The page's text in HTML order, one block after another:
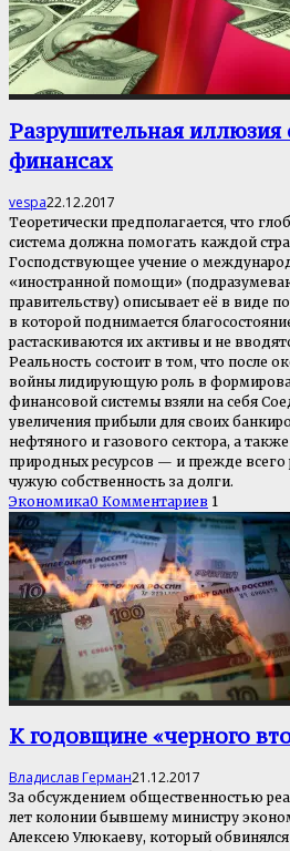
Разрушительная
финансах
vespa22.12.2017
Теоретически предполагается, что
система должна помогать каждой
Господствующее учение о
«иностранной помощи»
правительству) описывает её в виде
в которой поднимается
растаскиваются их активы и не
Реальность состоит в том, что после
войны лидирующую роль в
финансовой системы взяли на себя
увеличения прибыли для своих
нефтяного и газового сектора, а
природных ресурсов — и прежде всего
чужую собственность за долги.
Экономика0 Комментариев 1
К годовщине «черного
Владислав Герман21.12.2017
За обсуждением общественностью
лет колонии бывшему министру
Алексею Улюкаеву, который